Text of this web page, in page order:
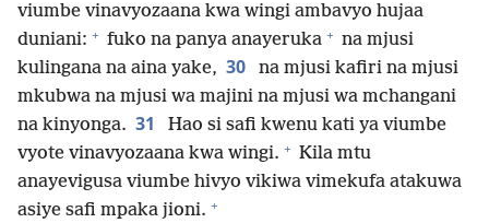
viumbe vinavyozaana kwa wingi ambavyo hujaa
duniani: + fuko na panya anayeruka + na mjusi
kulingana na aina yake, 30
na mjusi kafiri na mjusi
mkubwa na mjusi wa majini na mjusi wa mchangani
na kinyonga. 31
Hao si safi kwenu kati ya viumbe
vyote vinavyozaana kwa wingi. + Kila mtu
anayevigusa viumbe hivyo vikiwa vimekufa atakuwa
asiye safi mpaka jioni. +